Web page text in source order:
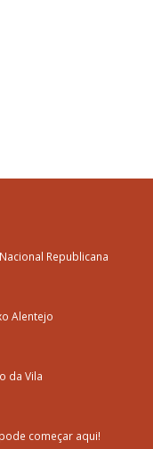
Republicana
Alentejo
da Vila
começar aqui!